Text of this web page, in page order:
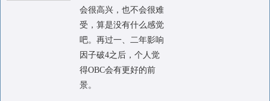
会很高兴，也不会很难
受，算是没有什么感觉
吧。再过一、二年影响
因子破4之后，个人觉
得OBC会有更好的前
景。